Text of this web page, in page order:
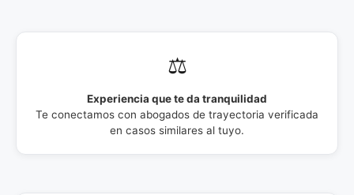
⚖️
Experiencia que te da tranquilidad
Te conectamos con abogados de trayectoria verificada
en casos similares al tuyo.